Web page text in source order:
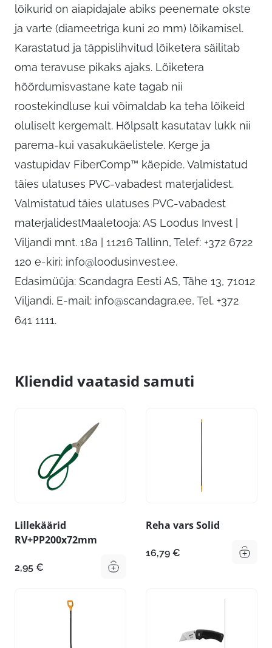
lõikurid on aiapidajale abiks peenemate okste
ja varte (diameetriga kuni 20 mm) lõikamisel.
Karastatud ja täppislihvitud lõiketera säilitab
oma teravuse pikaks ajaks. Lõiketera
hõõrdumisvastane kate tagab nii
roostekindluse kui võimaldab ka teha lõikeid
oluliselt kergemalt. Hõlpsalt kasutatav lukk nii
parema-kui vasakukäelistele. Kerge ja
vastupidav FiberComp™ käepide. Valmistatud
täies ulatuses PVC-vabadest materjalidest.
Valmistatud täies ulatuses PVC-vabadest
materjalidestMaaletooja: AS Loodus Invest |
Viljandi mnt. 18a | 11216 Tallinn, Telef: +372 6722
120 e-kiri: info@loodusinvest.ee.
Edasimüüja: Scandagra Eesti AS, Tähe 13, 71012
Viljandi. E-mail: info@scandagra.ee, Tel. +372
641 1111.
Kliendid vaatasid samuti
Lillekäärid
RV+PP200x72mm
2,95 €
Reha vars Solid
16,79 €